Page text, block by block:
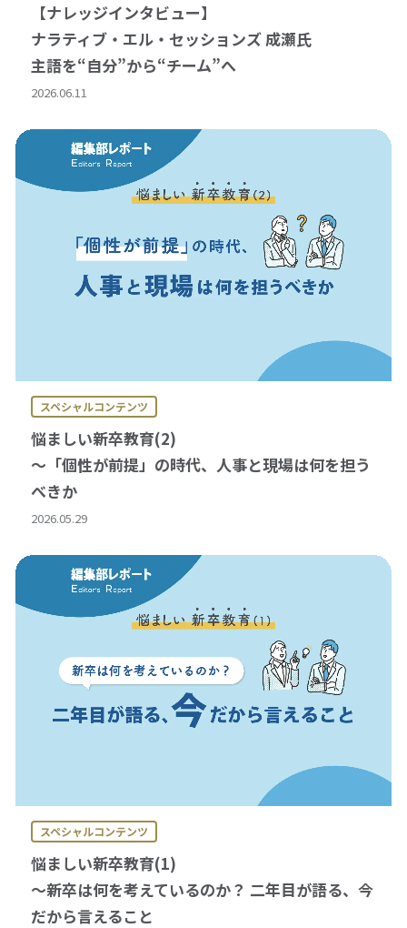
【ナレッジインタビュー】
ナラティブ・エル・セッションズ 成瀬氏
主語を“自分”から“チーム”へ
2026.06.11
スペシャルコンテンツ
悩ましい新卒教育(2)
～「個性が前提」の時代、人事と現場は何を担う
べきか
2026.05.29
スペシャルコンテンツ
悩ましい新卒教育(1)
～新卒は何を考えているのか？ 二年目が語る、今
だから言えること